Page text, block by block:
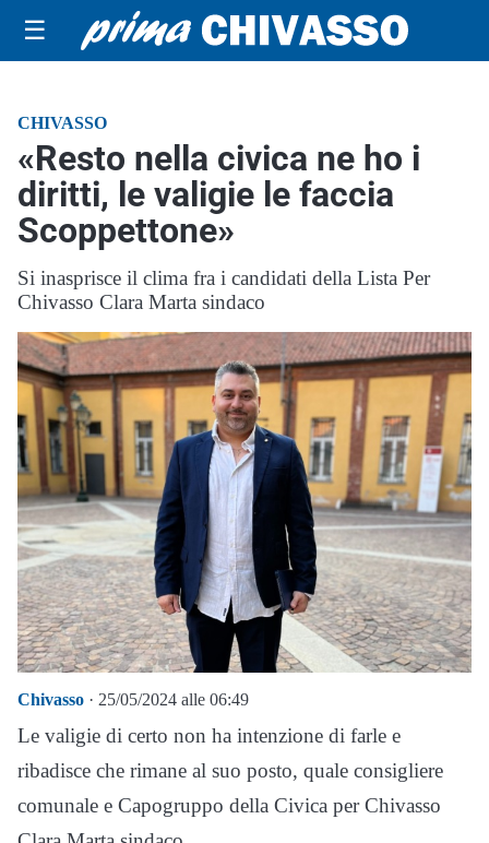
☰
CHIVASSO
«Resto nella civica ne ho i
diritti, le valigie le faccia
Scoppettone»
Si inasprisce il clima fra i candidati della Lista Per
Chivasso Clara Marta sindaco
Chivasso · 25/05/2024 alle 06:49
Le valigie di certo non ha intenzione di farle e
ribadisce che rimane al suo posto, quale consigliere
comunale e Capogruppo della Civica per Chivasso